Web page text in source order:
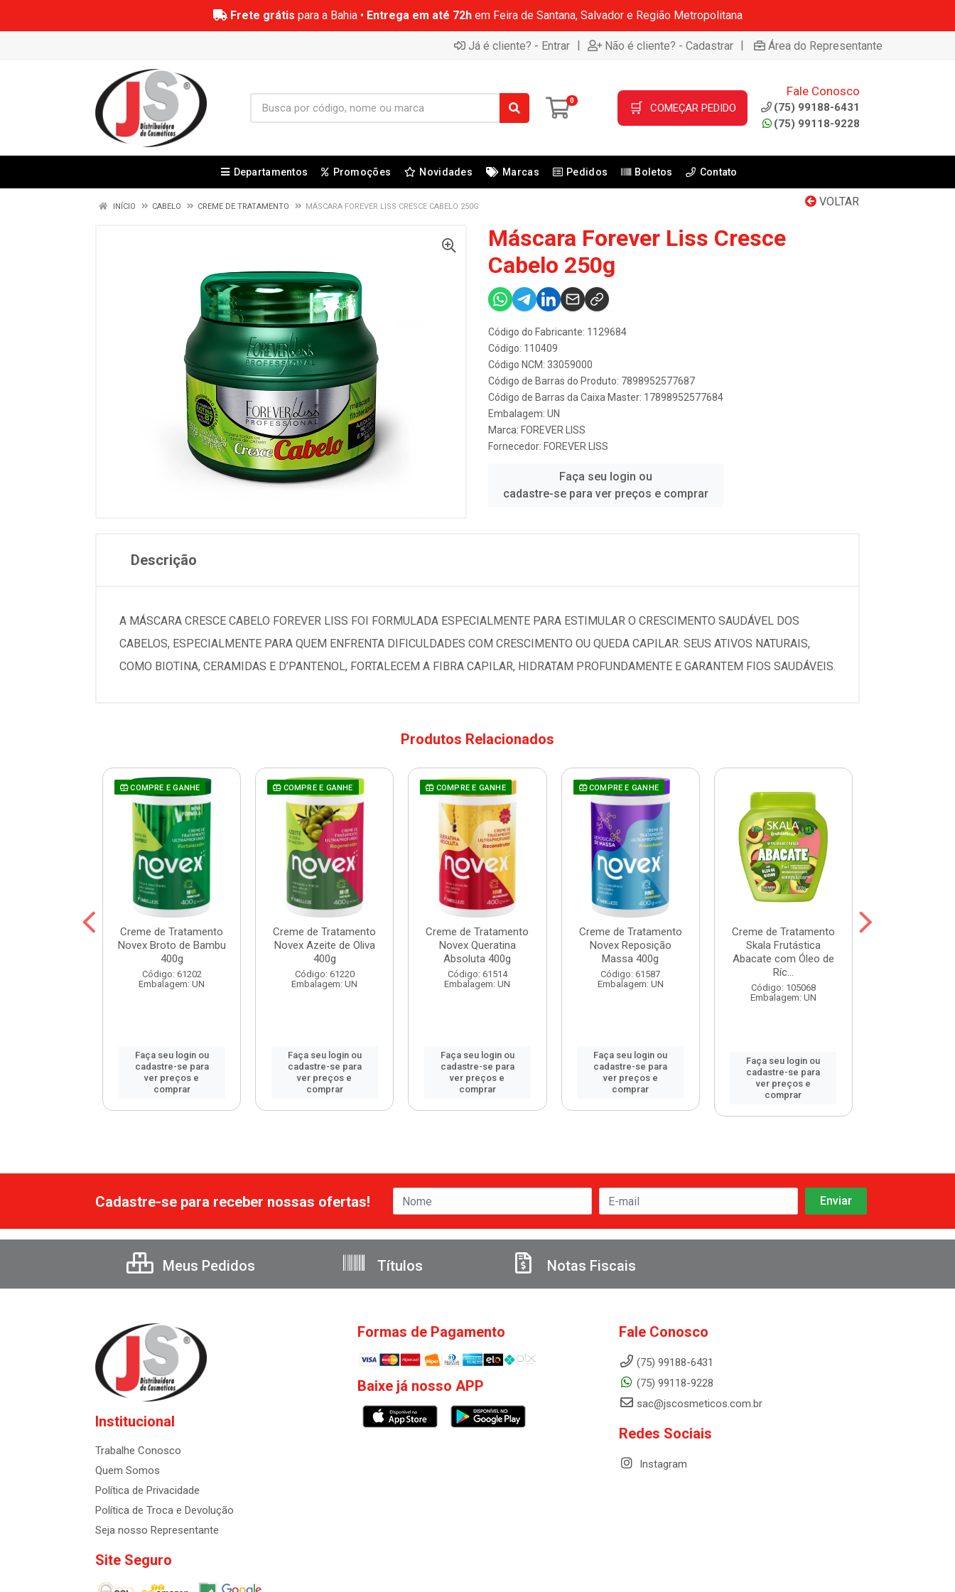
Frete grátis para a Bahia • Entrega em até 72hem Feira de Santana, Salvador e Região Metropolitana
Já é cliente? - Entrar | Não é cliente? - Cadastrar | Área do Representante
0 🛒 COMEÇAR PEDIDO
Fale Conosco
(75) 99188-6431
(75) 99118-9228
Departamentos Promoções Novidades Marcas Pedidos Boletos Contato
VOLTAR
INÍCIO CABELO CREME DE TRATAMENTO MÁSCARA FOREVER LISS CRESCE CABELO 250G
Máscara Forever Liss Cresce
Cabelo 250g
Código do Fabricante: 1129684
Código: 110409
Código NCM: 33059000
Código de Barras do Produto: 7898952577687
Código de Barras da Caixa Master: 17898952577684
Embalagem: UN
Marca: FOREVER LISS
Fornecedor: FOREVER LISS
Faça seu login ou
cadastre-se para ver preços e comprar
Descrição
A MÁSCARA CRESCE CABELO FOREVER LISS FOI FORMULADA ESPECIALMENTE PARA ESTIMULAR O CRESCIMENTO SAUDÁVEL DOS
CABELOS, ESPECIALMENTE PARA QUEM ENFRENTA DIFICULDADES COM CRESCIMENTO OU QUEDA CAPILAR. SEUS ATIVOS NATURAIS,
COMO BIOTINA, CERAMIDAS E D’PANTENOL, FORTALECEM A FIBRA CAPILAR, HIDRATAM PROFUNDAMENTE E GARANTEM FIOS SAUDÁVEIS.
Produtos Relacionados
COMPRE E GANHE
Creme de Tratamento
Novex Broto de Bambu
400g
Código: 61202
Embalagem: UN
Faça seu login ou
cadastre-se para
ver preços e
comprar
COMPRE E GANHE
Creme de Tratamento
Novex Azeite de Oliva
400g
Código: 61220
Embalagem: UN
Faça seu login ou
cadastre-se para
ver preços e
comprar
COMPRE E GANHE
Creme de Tratamento
Novex Queratina
Absoluta 400g
Código: 61514
Embalagem: UN
Faça seu login ou
cadastre-se para
ver preços e
comprar
COMPRE E GANHE
Creme de Tratamento
Novex Reposição
Massa 400g
Código: 61587
Embalagem: UN
Faça seu login ou
cadastre-se para
ver preços e
comprar
Creme de Tratamento
Skala Frutástica
Abacate com Óleo de
Ríc...
Código: 105068
Embalagem: UN
Faça seu login ou
cadastre-se para
ver preços e
comprar
Cadastre-se para receber nossas ofertas!
Meus Pedidos Títulos Notas Fiscais
Institucional
Trabalhe Conosco
Quem Somos
Política de Privacidade
Política de Troca e Devolução
Seja nosso Representante
Site Seguro
Formas de Pagamento
Baixe já nosso APP
Fale Conosco
(75) 99188-6431
(75) 99118-9228
sac@jscosmeticos.com.br
Redes Sociais
Instagram